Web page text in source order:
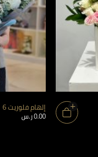
إلهام فلوريت 6
0.00ر.س